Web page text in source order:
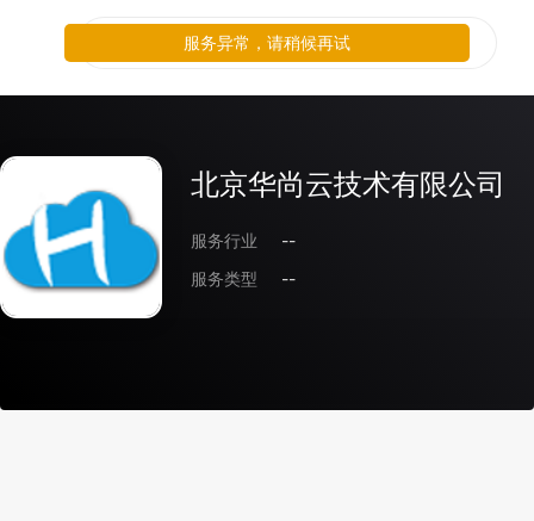
北京华尚云技术有限公司
服务行业
--
服务类型
--
服务异常，请稍候再试